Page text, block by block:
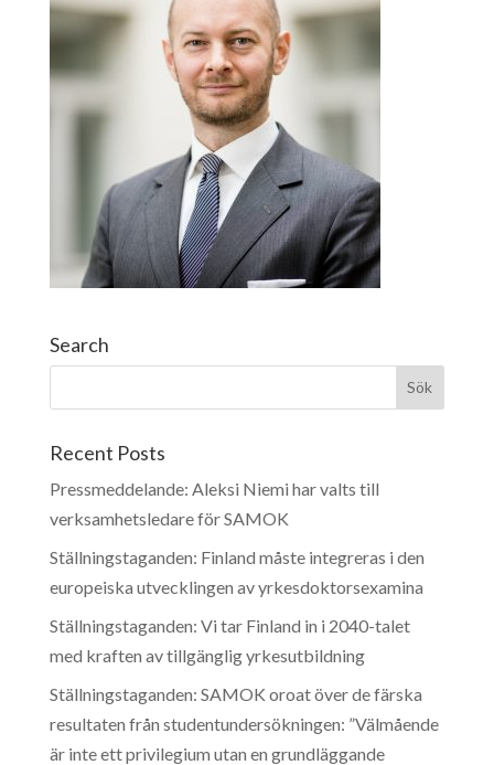
Search
Recent Posts
Pressmeddelande: Aleksi Niemi har valts till
verksamhetsledare för SAMOK
Ställningstaganden: Finland måste integreras i den
europeiska utvecklingen av yrkesdoktorsexamina
Ställningstaganden: Vi tar Finland in i 2040-talet
med kraften av tillgänglig yrkesutbildning
Ställningstaganden: SAMOK oroat över de färska
resultaten från studentundersökningen: ”Välmående
är inte ett privilegium utan en grundläggande